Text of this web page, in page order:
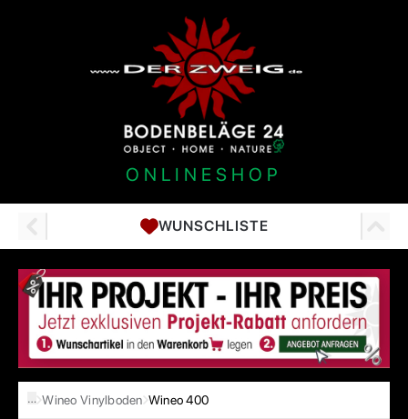
ONLINESHOP
WUNSCHLISTE
… Wineo Vinylboden Wineo 400